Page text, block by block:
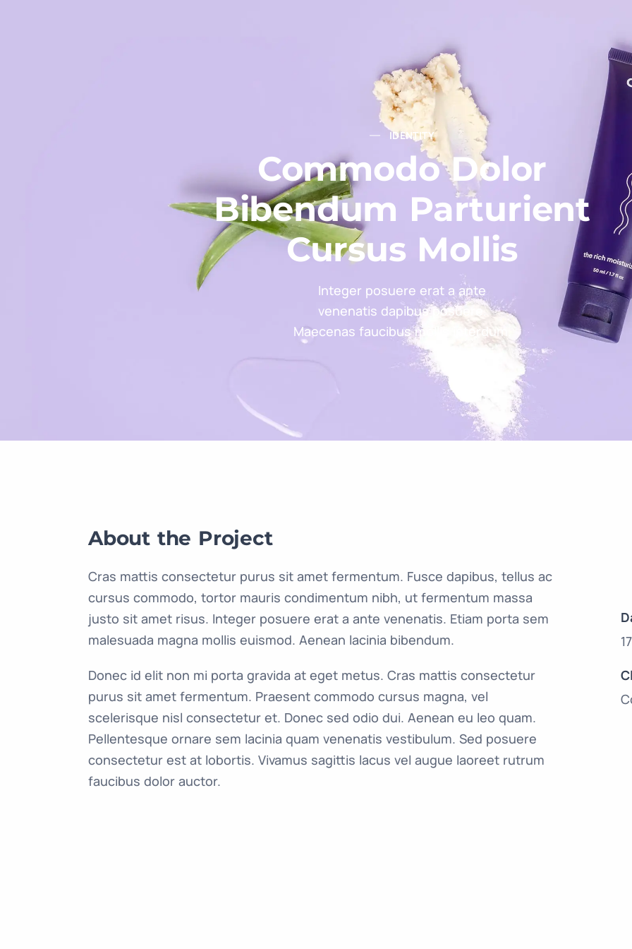
IDENTITY
Commodo Dolor
Bibendum Parturient
Cursus Mollis
Integer posuere erat a ante
venenatis dapibus posuere.
Maecenas faucibus mollis interdum.
About the Project
Cras mattis consectetur purus sit amet fermentum. Fusce dapibus, tellus ac
cursus commodo, tortor mauris condimentum nibh, ut fermentum massa
justo sit amet risus. Integer posuere erat a ante venenatis. Etiam porta sem
malesuada magna mollis euismod. Aenean lacinia bibendum.
Donec id elit non mi porta gravida at eget metus. Cras mattis consectetur
purus sit amet fermentum. Praesent commodo cursus magna, vel
scelerisque nisl consectetur et. Donec sed odio dui. Aenean eu leo quam.
Pellentesque ornare sem lacinia quam venenatis vestibulum. Sed posuere
consectetur est at lobortis. Vivamus sagittis lacus vel augue laoreet rutrum
faucibus dolor auctor.